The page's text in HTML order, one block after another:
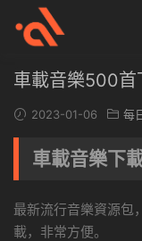
車載音樂500首
2023-01-06 每
車載音樂下
最新流行音樂資源包
載，非常方便。